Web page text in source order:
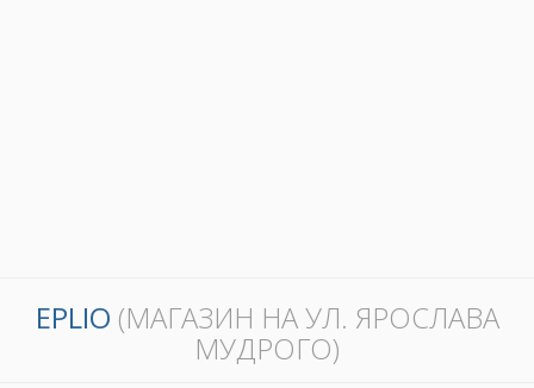
EPLIO (МАГАЗИН НА УЛ. ЯРОСЛАВА
МУДРОГО)